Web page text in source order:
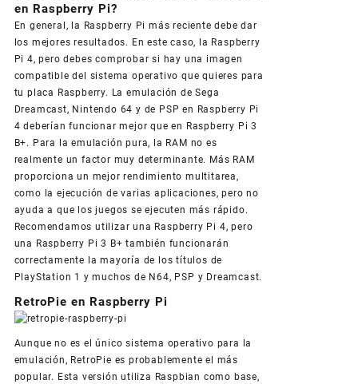
en Raspberry Pi?
En general, la Raspberry Pi más reciente debe dar
los mejores resultados. En este caso, la Raspberry
Pi 4, pero debes comprobar si hay una imagen
compatible del sistema operativo que quieres para
tu placa Raspberry. La emulación de Sega
Dreamcast, Nintendo 64 y de PSP en Raspberry Pi
4 deberían funcionar mejor que en Raspberry Pi 3
B+. Para la emulación pura, la RAM no es
realmente un factor muy determinante. Más RAM
proporciona un mejor rendimiento multitarea,
como la ejecución de varias aplicaciones, pero no
ayuda a que los juegos se ejecuten más rápido.
Recomendamos utilizar una Raspberry Pi 4, pero
una Raspberry Pi 3 B+ también funcionarán
correctamente la mayoría de los títulos de
PlayStation 1 y muchos de N64, PSP y Dreamcast.
RetroPie en Raspberry Pi
Aunque no es el único sistema operativo para la
emulación, RetroPie es probablemente el más
popular. Esta versión utiliza Raspbian como base,